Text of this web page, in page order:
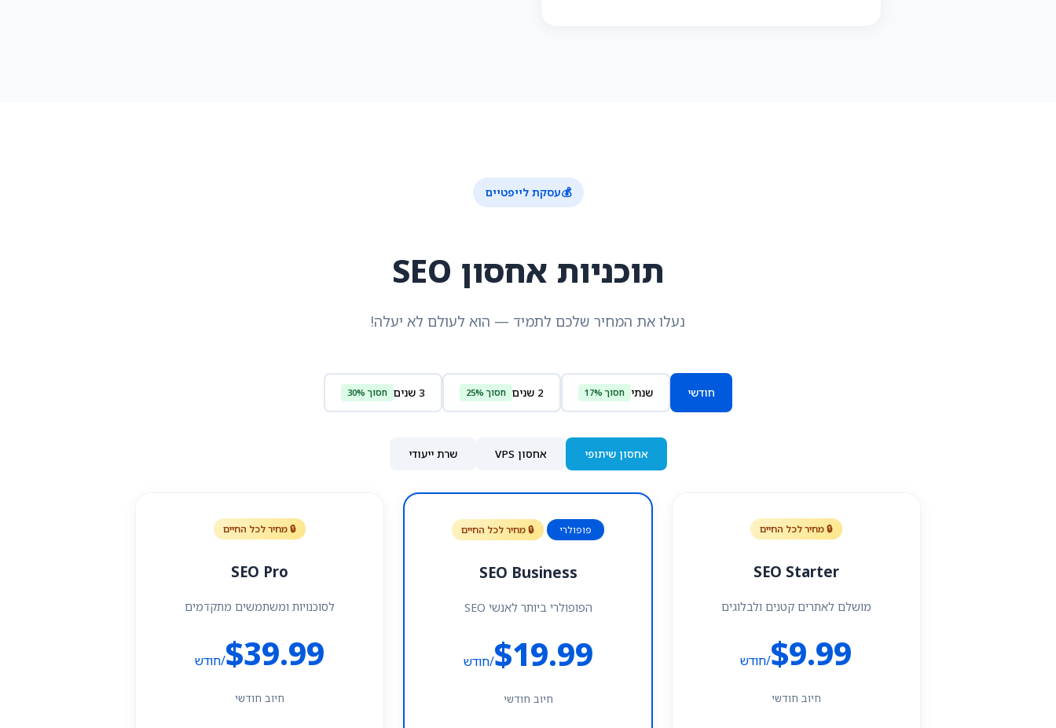
💰עסקת לייפטיים
תוכניות אחסון SEO
נעלו את המחיר שלכם לתמיד — הוא לעולם לא יעלה!
חודשי שנתי חסוך 17% 2 שנים חסוך 25% 3 שנים חסוך 30%
אחסון שיתופי אחסון VPS שרת ייעודי
🔒 מחיר לכל החיים
SEO Starter
מושלם לאתרים קטנים ולבלוגים
$9.99/חודש
חיוב חודשי
פופולרי 🔒 מחיר לכל החיים
SEO Business
הפופולרי ביותר לאנשי SEO
$19.99/חודש
חיוב חודשי
🔒 מחיר לכל החיים
SEO Pro
לסוכנויות ומשתמשים מתקדמים
$39.99/חודש
חיוב חודשי